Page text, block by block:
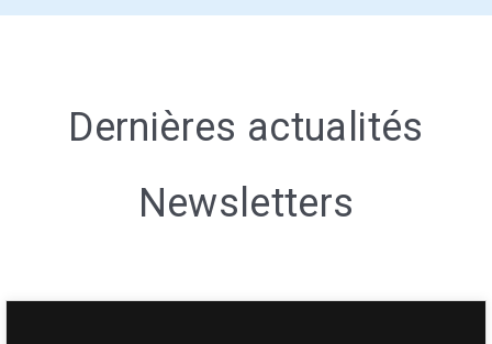
Dernières actualités
Newsletters